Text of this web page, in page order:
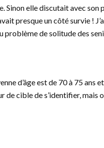
Sinon elle discutait avec
presque un côté survie !
problème de solitude des
d’âge est de 70 à 75 ans
cible de s’identifier, mais